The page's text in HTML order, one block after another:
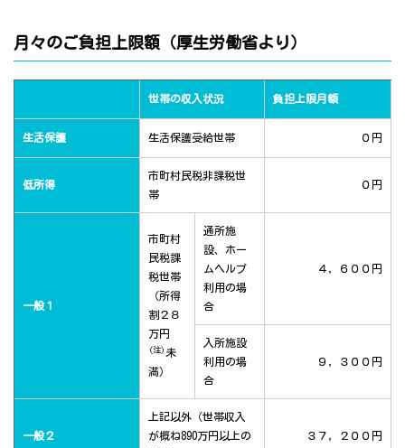
月々のご負担上限額（厚生労働省より）
世帯の収入状況 負担上限月額
生活保護 生活保護受給世帯 ０円
低所得
市町村民税非課税世
帯
０円
一般１
市町村
民税課
税世帯
（所得
割２８
万円
(注) 未
満）
通所施
設、ホー
ムヘルプ
利用の場
合
４，６００円
入所施設
利用の場
合
９，３００円
一般２
上記以外（世帯収入
が概ね890万円以上の
３７，２００円